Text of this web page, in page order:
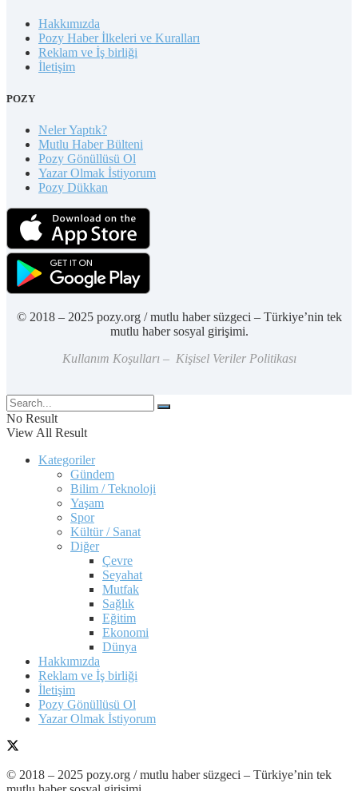
Hakkımızda
Pozy Haber İlkeleri ve Kuralları
Reklam ve İş birliği
İletişim
POZY
Neler Yaptık?
Mutlu Haber Bülteni
Pozy Gönüllüsü Ol
Yazar Olmak İstiyorum
Pozy Dükkan
© 2018 – 2025 pozy.org / mutlu haber süzgeci – Türkiye’nin tek
mutlu haber sosyal girişimi.
Kullanım Koşulları – Kişisel Veriler Politikası
No Result
View All Result
Kategoriler
Gündem
Bilim / Teknoloji
Yaşam
Spor
Kültür / Sanat
Diğer
Çevre
Seyahat
Mutfak
Sağlık
Eğitim
Ekonomi
Dünya
Hakkımızda
Reklam ve İş birliği
İletişim
Pozy Gönüllüsü Ol
Yazar Olmak İstiyorum
© 2018 – 2025 pozy.org / mutlu haber süzgeci – Türkiye’nin tek